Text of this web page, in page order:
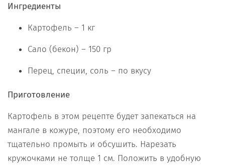
Ингредиенты
Картофель – 1 кг
Сало (бекон) – 150 гр
Перец, специи, соль – по вкусу
Приготовление
Картофель в этом рецепте будет запекаться на
мангале в кожуре, поэтому его необходимо
тщательно промыть и обсушить. Нарезать
кружочками не толще 1 см. Положить в удобную